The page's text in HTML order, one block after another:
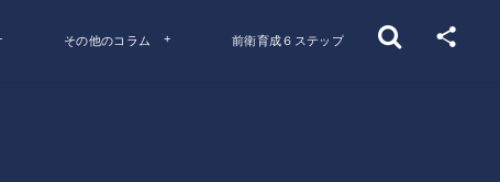
その他のコラム 前衛育成６ステップ